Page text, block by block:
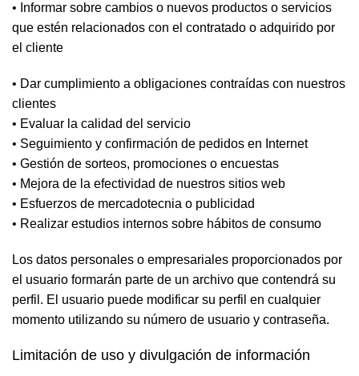
• Informar sobre cambios o nuevos productos o servicios
que estén relacionados con el contratado o adquirido por
el cliente
• Dar cumplimiento a obligaciones contraídas con nuestros
clientes
• Evaluar la calidad del servicio
• Seguimiento y confirmación de pedidos en Internet
• Gestión de sorteos, promociones o encuestas
• Mejora de la efectividad de nuestros sitios web
• Esfuerzos de mercadotecnia o publicidad
• Realizar estudios internos sobre hábitos de consumo
Los datos personales o empresariales proporcionados por
el usuario formarán parte de un archivo que contendrá su
perfil. El usuario puede modificar su perfil en cualquier
momento utilizando su número de usuario y contraseña.
Limitación de uso y divulgación de información